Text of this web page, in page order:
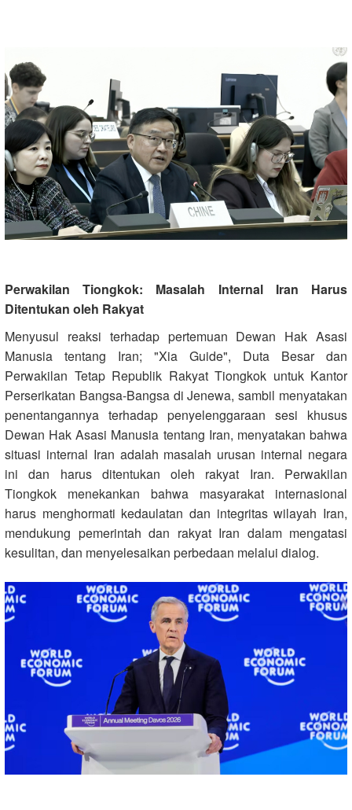
Perwakilan Tiongkok: Masalah Internal Iran Harus
Ditentukan oleh Rakyat
Menyusul reaksi terhadap pertemuan Dewan Hak Asasi
Manusia tentang Iran; "Xia Guide", Duta Besar dan
Perwakilan Tetap Republik Rakyat Tiongkok untuk Kantor
Perserikatan Bangsa-Bangsa di Jenewa, sambil menyatakan
penentangannya terhadap penyelenggaraan sesi khusus
Dewan Hak Asasi Manusia tentang Iran, menyatakan bahwa
situasi internal Iran adalah masalah urusan internal negara
ini dan harus ditentukan oleh rakyat Iran. Perwakilan
Tiongkok menekankan bahwa masyarakat internasional
harus menghormati kedaulatan dan integritas wilayah Iran,
mendukung pemerintah dan rakyat Iran dalam mengatasi
kesulitan, dan menyelesaikan perbedaan melalui dialog.